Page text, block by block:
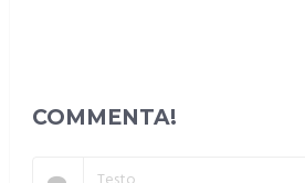
COMMENTA!